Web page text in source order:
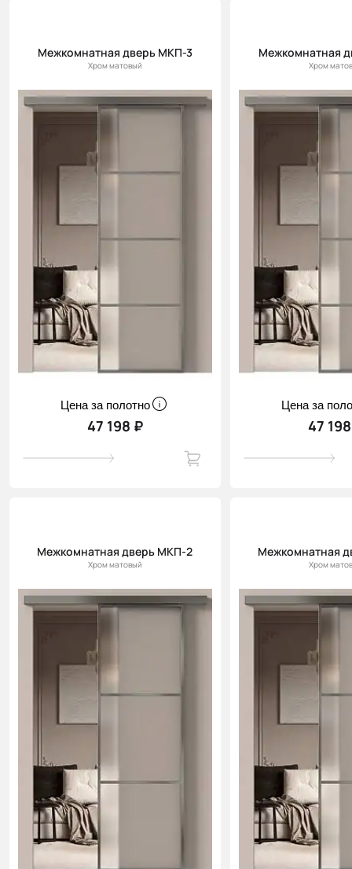
Межкомнатная дверь МКП-3
Хром матовый
Цена за полотно
47 198 ₽
Межкомнатная
Хром
Цена за
47
Межкомнатная дверь МКП-2
Хром матовый
Межкомнатная
Хром